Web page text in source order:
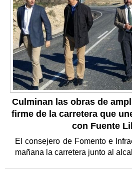
Culminan las obras de
firme de la carretera que
con Fuente
El consejero de Fomento e
mañana la carretera junto al